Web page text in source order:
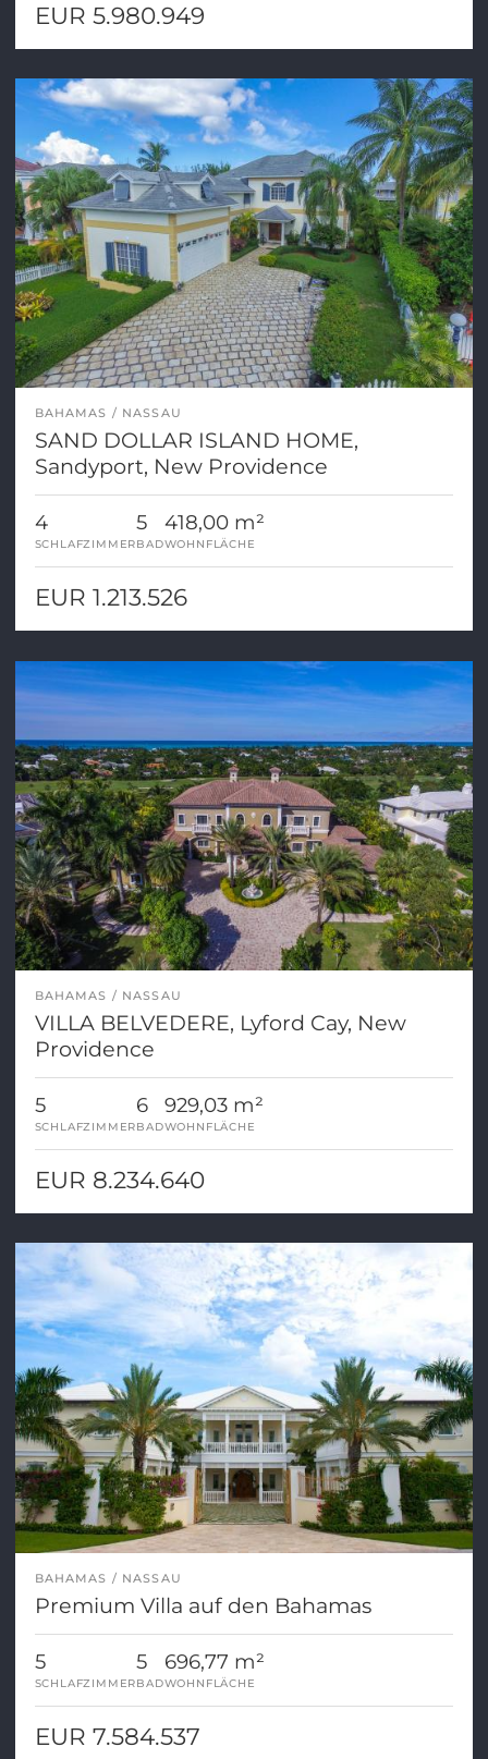
EUR 5.980.949
BAHAMAS NASSAU
SAND DOLLAR ISLAND HOME,
Sandyport, New Providence
4
SCHLAFZIMMER
5
BAD
418,00 m²
WOHNFLÄCHE
EUR 1.213.526
BAHAMAS NASSAU
VILLA BELVEDERE, Lyford Cay, New
Providence
5
SCHLAFZIMMER
6
BAD
929,03 m²
WOHNFLÄCHE
EUR 8.234.640
BAHAMAS NASSAU
Premium Villa auf den Bahamas
5
SCHLAFZIMMER
5
BAD
696,77 m²
WOHNFLÄCHE
EUR 7.584.537